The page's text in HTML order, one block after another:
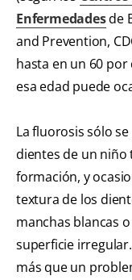
Enfermedadesde
and Prevention,
hasta en un 60
esa edad puede
La fluorosis sólo
dientes de un niño
formación, y
textura de los
manchas blancas
superficie
más que un